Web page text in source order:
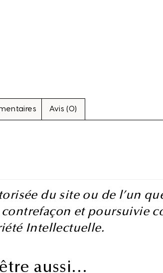
Avis (0)
du site ou de l’un
et poursuivie
Intellectuelle.
aussi…